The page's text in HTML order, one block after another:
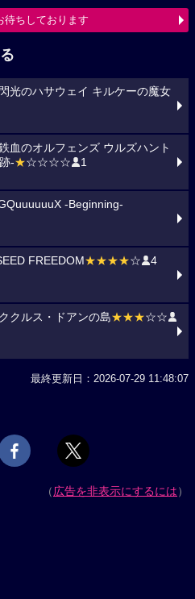
待ちしております
光のハサウェイ キルケーの魔女
血のオルフェンズ ウルズハント
-★☆☆☆☆ 1
-Beginning-
FREEDOM ★★★★☆ 4
クルス・ドアンの島★★★☆☆
最終更新日：2026-07-29 11:48:07
（広告を非表示にするには）